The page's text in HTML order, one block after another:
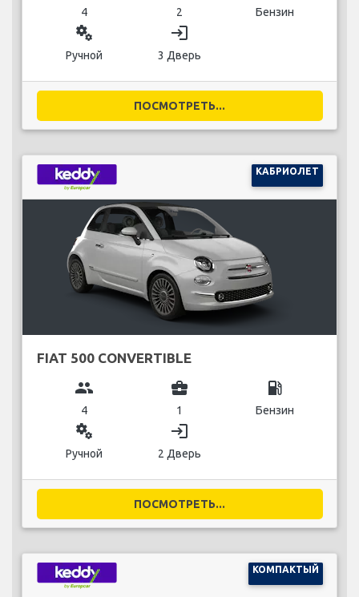
4 2 Бензин
miscellaneous_services
Ручной
login
3 Дверь
ПОСМОТРЕТЬ...
КАБРИОЛЕТ
FIAT 500 CONVERTIBLE
group
4
business_center
1
local_gas_station
Бензин
miscellaneous_services
Ручной
login
2 Дверь
ПОСМОТРЕТЬ...
КОМПАКТЫЙ